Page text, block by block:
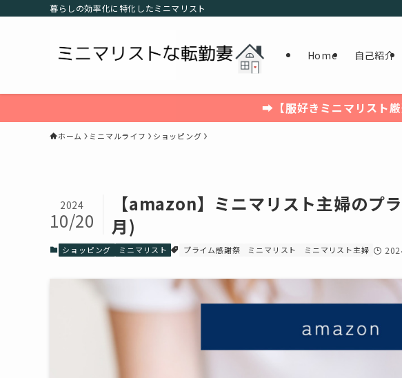
暮らしの効率化に特化したミニマリスト
Home 自己紹介
➡【服好きミニマリスト
ホーム ミニマルライフ ショッピング
【amazon】ミニマリスト主婦のプ
月)
2024
10/20
ショッピング ミニマリスト プライム感謝祭 ミニマリスト ミニマリスト主婦